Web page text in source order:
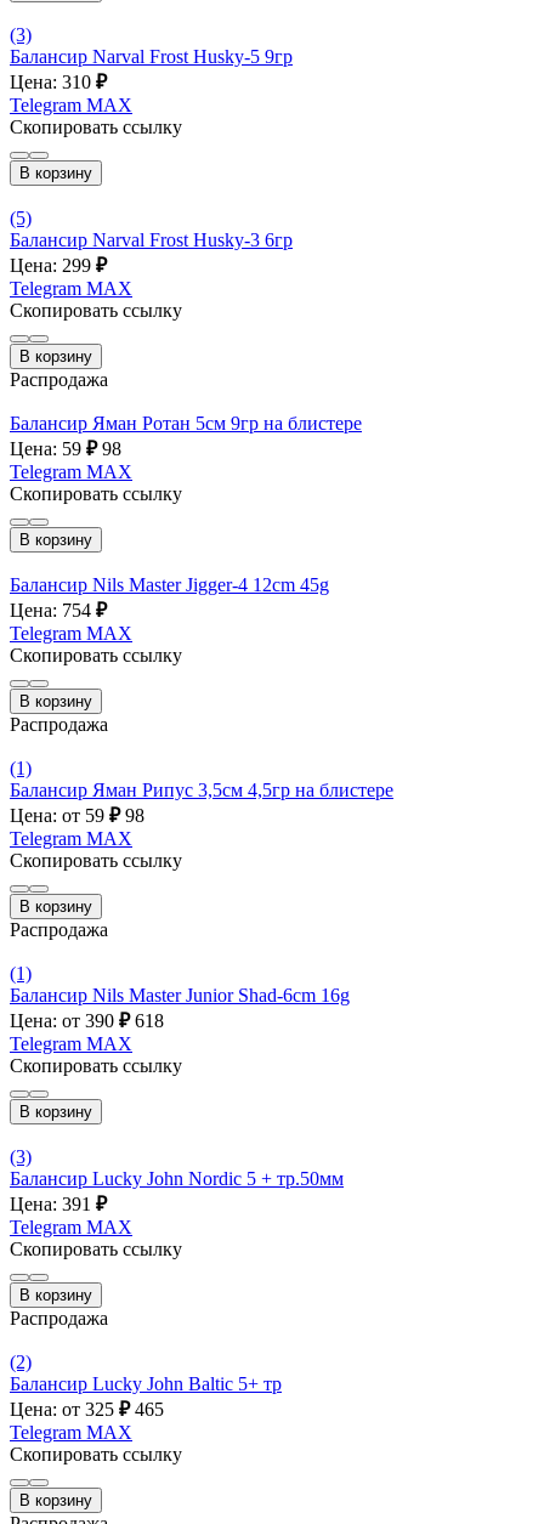
(3)
Балансир Narval Frost Husky-5 9гр
Цена: 310 ₽
Telegram MAX
Скопировать ссылку
В корзину
(5)
Балансир Narval Frost Husky-3 6гр
Цена: 299 ₽
Telegram MAX
Скопировать ссылку
В корзину
Распродажа
Балансир Яман Ротан 5см 9гр на блистере
Цена: 59 ₽ 98
Telegram MAX
Скопировать ссылку
В корзину
Балансир Nils Master Jigger-4 12cm 45g
Цена: 754 ₽
Telegram MAX
Скопировать ссылку
В корзину
Распродажа
(1)
Балансир Яман Рипус 3,5см 4,5гр на блистере
Цена: от 59 ₽ 98
Telegram MAX
Скопировать ссылку
В корзину
Распродажа
(1)
Балансир Nils Master Junior Shad-6cm 16g
Цена: от 390 ₽ 618
Telegram MAX
Скопировать ссылку
В корзину
(3)
Балансир Lucky John Nordic 5 + тр.50мм
Цена: 391 ₽
Telegram MAX
Скопировать ссылку
В корзину
Распродажа
(2)
Балансир Lucky John Baltic 5+ тр
Цена: от 325 ₽ 465
Telegram MAX
Скопировать ссылку
В корзину